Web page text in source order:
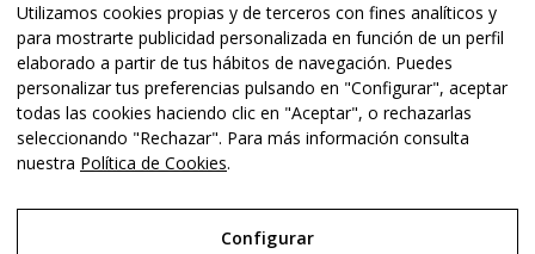
Copyright © 2025 Conexia Studio. Todos los derechos reservados. |
Diseñado por
Conexia
Utilizamos cookies propias y de terceros con fines analíticos y
para mostrarte publicidad personalizada en función de un perfil
elaborado a partir de tus hábitos de navegación. Puedes
personalizar tus preferencias pulsando en "Configurar", aceptar
todas las cookies haciendo clic en "Aceptar", o rechazarlas
seleccionando "Rechazar". Para más información consulta
nuestra Política de Cookies.
Configurar
Aviso Legal